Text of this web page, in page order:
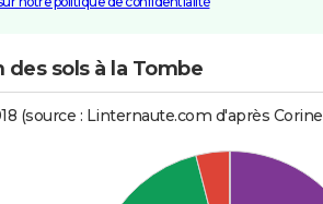
des sols à la Tombe
(source : Linternaute.com d'après